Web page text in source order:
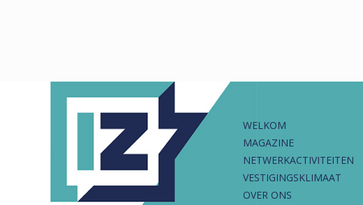
WELKOM
MAGAZINE
NETWERKACTIVITEITEN
VESTIGINGSKLIMAAT
OVER ONS